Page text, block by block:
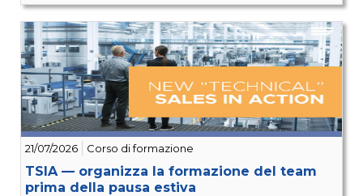
21/07/2026 Corso di formazione
TSIA — organizza la formazione del team
prima della pausa estiva